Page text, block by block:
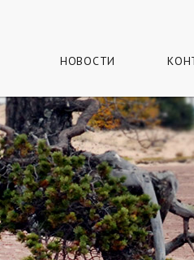
НОВОСТИ